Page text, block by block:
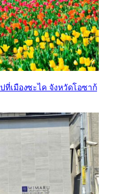
ที่เมืองซะไค จังหวัดโอซาก้